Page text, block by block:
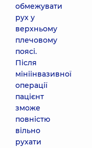
обмежувати
рух у
верхньому
плечовому
поясі.
Після
мініінвазивної
операції
пацієнт
зможе
повністю
вільно
рухати